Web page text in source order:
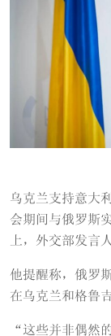
乌克兰支持意大
会期间与俄罗斯
上，外交部发言
他提醒称，俄罗
在乌克兰和格鲁
“这些并非偶然